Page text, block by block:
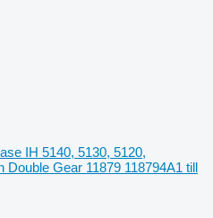
IH 5140, 5130, 5120,
Gear 11879 118794A1 till